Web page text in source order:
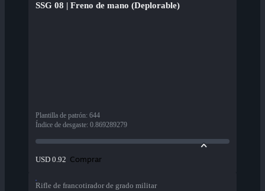
SSG 08 | Freno de mano (Deplorable)
Plantilla de patrón: 644
Índice de desgaste: 0.869289279
USD 0.92 Comprar
Rifle de francotirador de grado militar